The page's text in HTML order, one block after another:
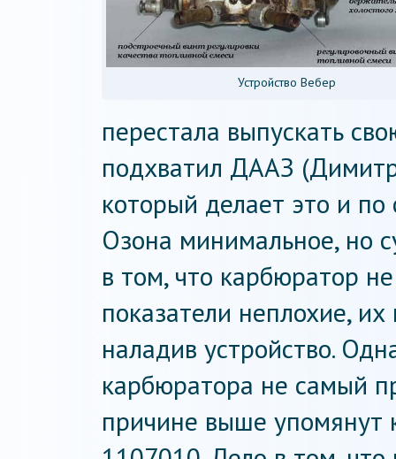
Устройство Вебер
перестала выпускать
подхватил ДААЗ
который делает это и по
Озона минимальное, но
в том, что карбюратор
показатели неплохие,
наладив устройство.
карбюратора не самый
причине выше упомянут